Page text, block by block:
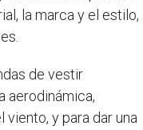
la marca y el estilo,
de vestir
aerodinámica,
y para dar una